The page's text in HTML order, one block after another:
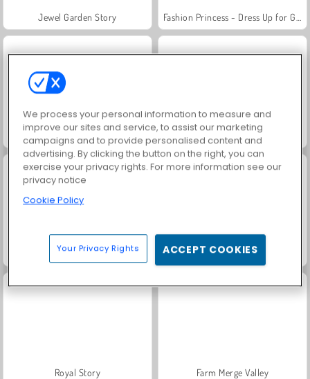
Jewel Garden Story
Juice Merge Grand Mahjong Connect
Trollface Quest: USA 2 Masha and the Bear: Meadows
Royal Story Farm Merge Valley
We process your personal information to measure and
improve our sites and service, to assist our marketing
campaigns and to provide personalised content and
advertising. By clicking the button on the right, you can
exercise your privacy rights. For more information see our
privacy notice
Cookie Policy
Your Privacy Rights ACCEPT COOKIES